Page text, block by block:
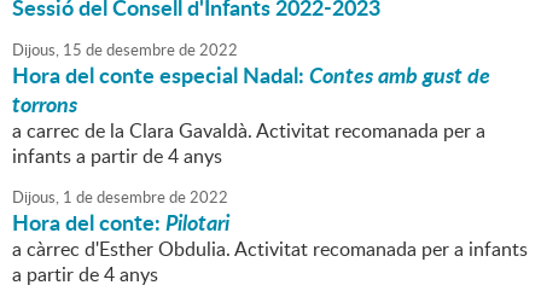
Sessió del Consell d'Infants 2022-2023
Dijous, 15 dedesembrede2022
Hora del conte especial Nadal:Contes amb gust de
torrons
a carrec de la Clara Gavaldà. Activitat recomanada per a
infants a partir de 4 anys
Dijous, 1 dedesembrede2022
Hora del conte:Pilotari
a càrrec d'Esther Obdulia. Activitat recomanada per a infants
a partir de 4 anys